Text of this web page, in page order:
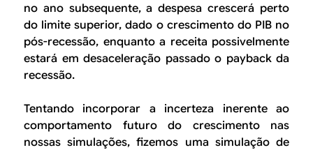
no ano subsequente, a despesa crescerá perto
do limite superior, dado o crescimento do PIB no
pós-recessão, enquanto a receita possivelmente
estará em desaceleração passado o payback da
recessão.
Tentando incorporar a incerteza inerente ao
comportamento futuro do crescimento nas
nossas simulações, fizemos uma simulação de